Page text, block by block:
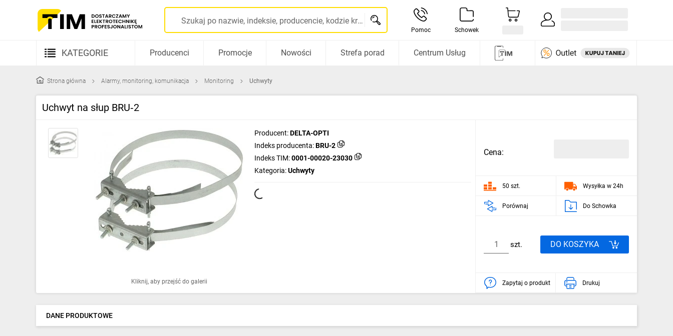
Szukaj po nazwie, indeksie, producencie, kodzie kreskowym...
Pomoc Schowek
KATEGORIE
Kable i przewody
Rozdzielnice i obudowy
Elementy prowadzenia kabli
Fotowoltaika
Oprawy oświetleniowe
Ochrona odgromowa
Ogrzewanie
Elektronarzędzia i mierniki
Producenci Promocje Nowości Strefa porad Centrum Usług
Strona główna Alarmy, monitoring, komunikacja Monitoring Uchwyty
Uchwyt na słup BRU‑2
Kliknij, aby przejść do galerii
Producent:DELTA-OPTI
Indeks producenta:BRU-2
Indeks TIM:0001-00020-23030
Kategoria:Uchwyty
Cena:
50 szt. Wysyłka w 24h
Porównaj Do Schowka
szt. DO KOSZYKA
Zapytaj o produkt Drukuj
DANE PRODUKTOWE